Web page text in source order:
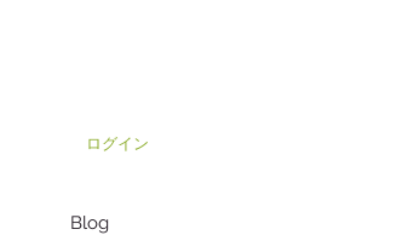
ログイン
Blog